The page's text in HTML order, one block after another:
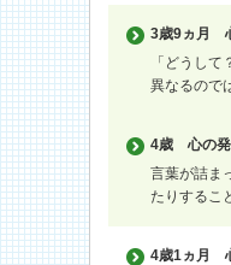
3歳9ヵ月
「どうし
異なるのでは
4歳
心の
言葉が詰ま
たりすること
4歳1ヵ月